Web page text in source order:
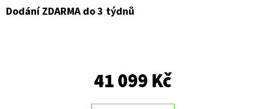
Dodání ZDARMA do 3 týdnů
41 099 Kč